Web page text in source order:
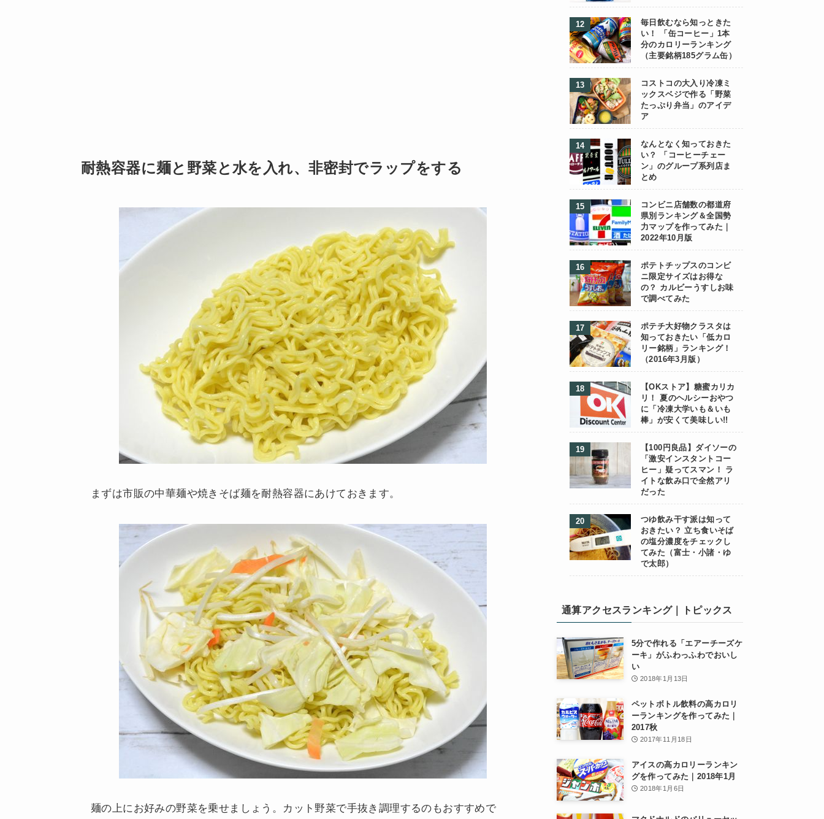
耐熱容器に麺と野菜と水を入れ、非密封でラップをする
まずは市販の中華麺や焼きそば麺を耐熱容器にあけておきます。
麺の上にお好みの野菜を乗せましょう。カット野菜で手抜き調理するのもおすすめで
毎日飲むなら知っときた
い！ 「缶コーヒー」1本
分のカロリーランキング
（主要銘柄185グラム缶）
コストコの大入り冷凍ミ
ックスベジで作る「野菜
たっぷり弁当」のアイデ
ア
なんとなく知っておきた
い？ 「コーヒーチェー
ン」のグループ系列店ま
とめ
コンビニ店舗数の都道府
県別ランキング＆全国勢
力マップを作ってみた｜
2022年10月版
ポテトチップスのコンビ
ニ限定サイズはお得な
の？ カルビーうすしお味
で調べてみた
ポテチ大好物クラスタは
知っておきたい「低カロ
リー銘柄」ランキング！
（2016年3月版）
【OKストア】糖蜜カリカ
リ！ 夏のヘルシーおやつ
に「冷凍大学いも＆いも
棒」が安くて美味しい!!
【100円良品】ダイソーの
「激安インスタントコー
ヒー」疑ってスマン！ ラ
イトな飲み口で全然アリ
だった
つゆ飲み干す派は知って
おきたい？ 立ち食いそば
の塩分濃度をチェックし
てみた（富士・小諸・ゆ
で太郎）
通算アクセスランキング｜トピックス
5分で作れる「エアーチーズケ
ーキ」がふわっふわでおいし
い
2018年1月13日
ペットボトル飲料の高カロリ
ーランキングを作ってみた｜
2017秋
2017年11月18日
アイスの高カロリーランキン
グを作ってみた｜2018年1月
2018年1月6日